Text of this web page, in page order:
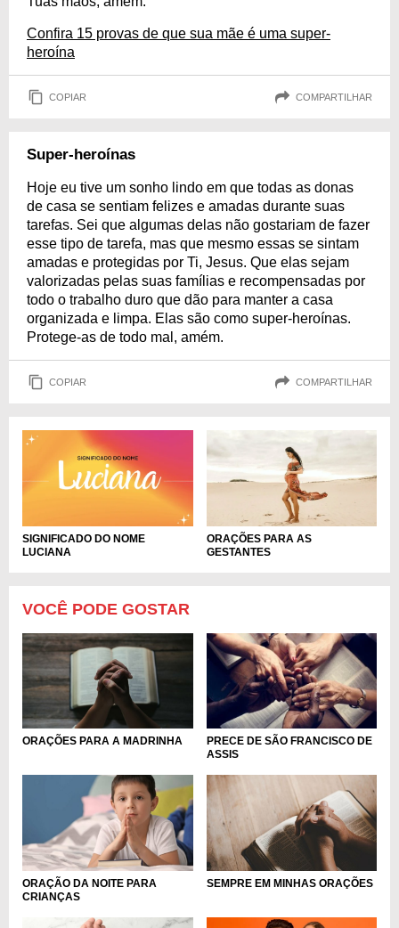
Confira 15 provas de que sua mãe é uma super-
heroína
COPIAR COMPARTILHAR
Super-heroínas
Hoje eu tive um sonho lindo em que todas as donas
de casa se sentiam felizes e amadas durante suas
tarefas. Sei que algumas delas não gostariam de fazer
esse tipo de tarefa, mas que mesmo essas se sintam
amadas e protegidas por Ti, Jesus. Que elas sejam
valorizadas pelas suas famílias e recompensadas por
todo o trabalho duro que dão para manter a casa
organizada e limpa. Elas são como super-heroínas.
Protege-as de todo mal, amém.
COPIAR COMPARTILHAR
SIGNIFICADO DO NOME
LUCIANA
ORAÇÕES PARA AS
GESTANTES
VOCÊ PODE GOSTAR
ORAÇÕES PARA A MADRINHA
PRECE DE SÃO FRANCISCO DE
ASSIS
ORAÇÃO DA NOITE PARA
CRIANÇAS
SEMPRE EM MINHAS ORAÇÕES